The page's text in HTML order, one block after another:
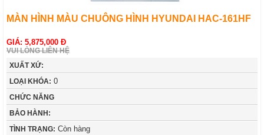
MÀN HÌNH MÀU CHUÔNG HÌNH HYUNDAI HAC-161HF
GIÁ: 5,875,000 Đ
VUI LÒNG LIÊN HỆ
XUẤT XỨ:
LOẠI KHÓA: 0
CHỨC NĂNG
BẢO HÀNH:
TÌNH TRẠNG: Còn hàng